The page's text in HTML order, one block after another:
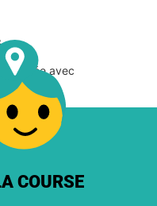
avec
COURSE